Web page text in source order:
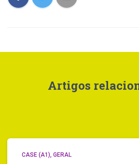
Artigos
CASE (A1) GERAL